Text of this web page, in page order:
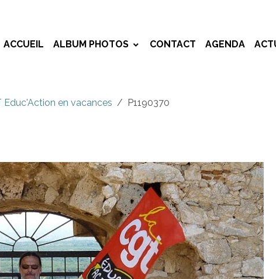
ACCUEIL ALBUM PHOTOS CONTACT AGENDA
Educ'Action en vacances P1190370